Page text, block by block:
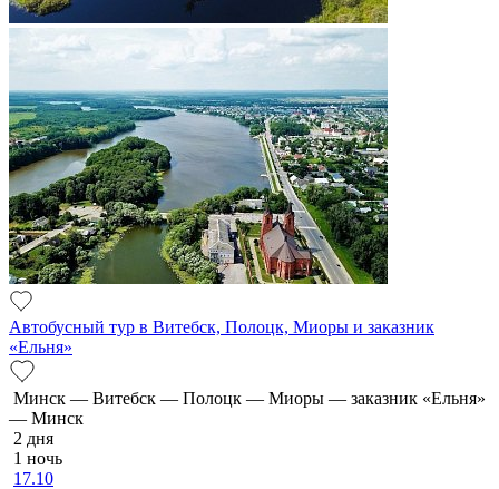
Автобусный тур в Витебск, Полоцк, Миоры и заказник
«Ельня»
Минск — Витебск — Полоцк — Миоры — заказник «Ельня»
— Минск
2 дня
1 ночь
17.10